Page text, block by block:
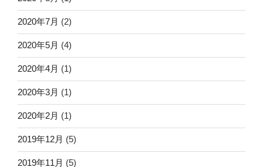
2020年7月 (2)
2020年5月 (4)
2020年4月 (1)
2020年3月 (1)
2020年2月 (1)
2019年12月 (5)
2019年11月 (5)